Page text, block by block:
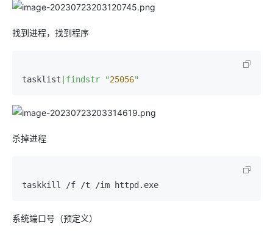
找到进程，找到程序
tasklist |findstr "25056"
杀掉进程
系统端口号（预定义）